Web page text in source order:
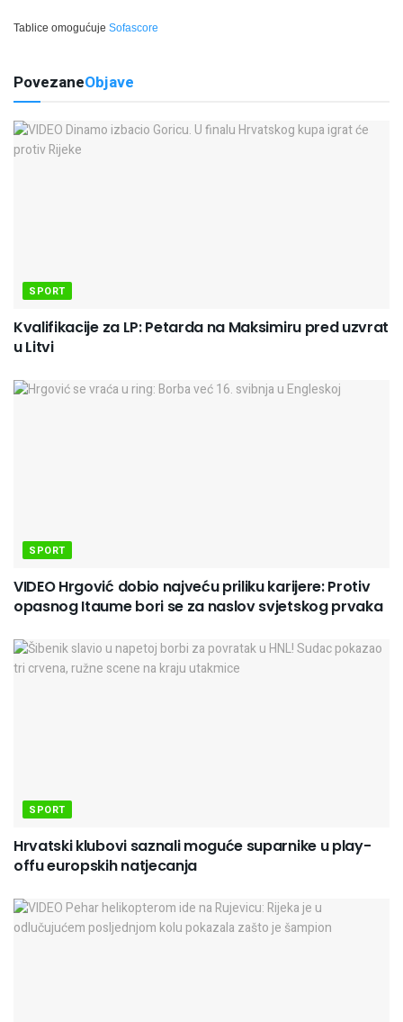
Tablice omogućuje Sofascore
PovezaneObjave
SPORT
Kvalifikacije za LP: Petarda na Maksimiru pred uzvrat
u Litvi
SPORT
VIDEO Hrgović dobio najveću priliku karijere: Protiv
opasnog Itaume bori se za naslov svjetskog prvaka
SPORT
Hrvatski klubovi saznali moguće suparnike u play-
offu europskih natjecanja